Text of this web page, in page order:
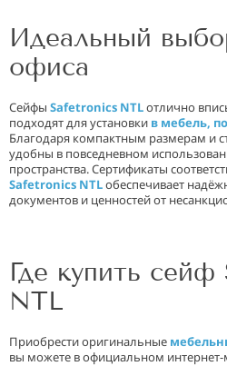
Идеальный
офиса
Сейфы Safetronics NTLотлично
подходят для установки в мебель,
Благодаря компактным размерам и
удобны в повседневном
пространства. Сертификаты
Safetronics NTLобеспечивает
документов и ценностей от
Где купить
NTL
Приобрести оригинальные
вы можете в официальном интернет-